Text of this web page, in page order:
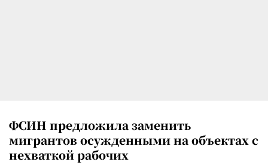
ФСИН предложила заменить
мигрантов осужденными на объектах с
нехваткой рабочих